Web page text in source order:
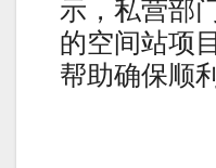
示，私营部
的空间站项
帮助确保顺